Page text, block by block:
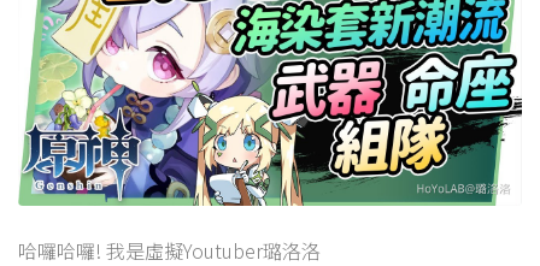
哈囉哈囉! 我是虛擬Youtuber璐洛洛